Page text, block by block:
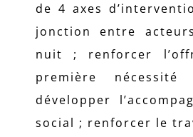
de 4 axes
jonction entre
nuit ; renforcer
première
développer
social ; renforcer le